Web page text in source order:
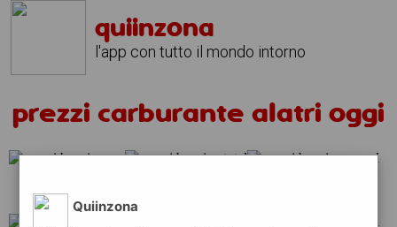
quiinzona
l'app con tutto il mondo intorno
prezzi carburante alatri oggi
Quiinzona